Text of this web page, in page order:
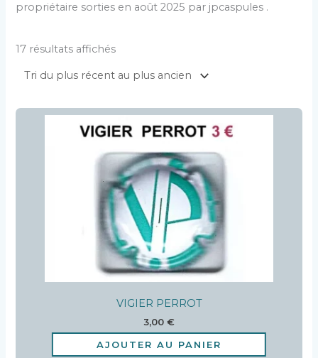
propriétaire sorties en août 2025 par jpcaspules .
17 résultats affichés
VIGIER PERROT
3,00 €
AJOUTER AU PANIER